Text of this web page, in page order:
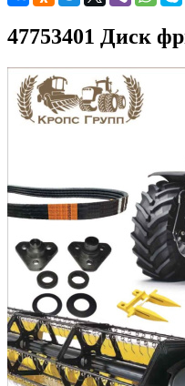
47753401 Диск